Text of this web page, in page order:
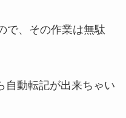
で、その作業は無駄
自動転記が出来ちゃい